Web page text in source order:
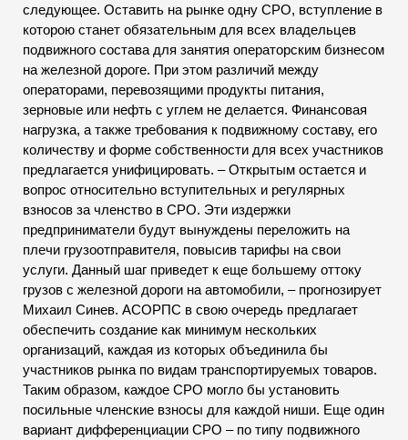
следующее. Оставить на рынке одну СРО, вступление в
которою станет обязательным для всех владельцев
подвижного состава для занятия операторским бизнесом
на железной дороге. При этом различий между
операторами, перевозящими продукты питания,
зерновые или нефть с углем не делается. Финансовая
нагрузка, а также требования к подвижному составу, его
количеству и форме собственности для всех участников
предлагается унифицировать. – Открытым остается и
вопрос относительно вступительных и регулярных
взносов за членство в СРО. Эти издержки
предприниматели будут вынуждены переложить на
плечи грузоотправителя, повысив тарифы на свои
услуги. Данный шаг приведет к еще большему оттоку
грузов с железной дороги на автомобили, – прогнозирует
Михаил Синев. АСОРПС в свою очередь предлагает
обеспечить создание как минимум нескольких
организаций, каждая из которых объединила бы
участников рынка по видам транспортируемых товаров.
Таким образом, каждое СРО могло бы установить
посильные членские взносы для каждой ниши. Еще один
вариант дифференциации СРО – по типу подвижного